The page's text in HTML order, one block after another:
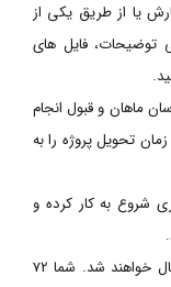
یا از طریق یکی از
توضیحات، فایل های
ماهان و قبول انجام
تحویل پروژه را به
شروع به کار کرده و
پس از اتمام پروژه، فایل ها برای شما ارسال خواهند شد. شما 72